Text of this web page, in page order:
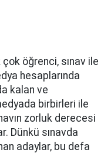
çok öğrenci, sınav ile
hesaplarında
kalan ve
birbirleri ile
zorluk derecesi
Dünkü sınavda
adaylar, bu defa